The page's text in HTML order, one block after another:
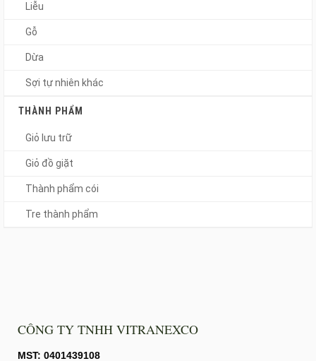
Liễu
Gỗ
Dừa
Sợi tự nhiên khác
THÀNH PHẨM
Giỏ lưu trữ
Giỏ đồ giặt
Thành phẩm cói
Tre thành phẩm
CÔNG TY TNHH VITRANEXCO
MST: 0401439108